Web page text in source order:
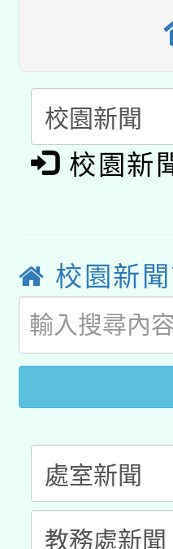
暨閱讀
科技賦
礎課程
A3數位
「數位
pilot」
有關大
轉知經
用水績
動」
桃園市
開 智慧
2026年
校園新
校園新